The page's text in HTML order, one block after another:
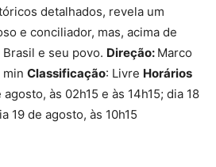
detalhados, revela um
e conciliador, mas, acima de
e seu povo. Direção: Marco
min Classificação: Livre Horários
agosto, às 02h15 e às 14h15; dia 18
19 de agosto, às 10h15